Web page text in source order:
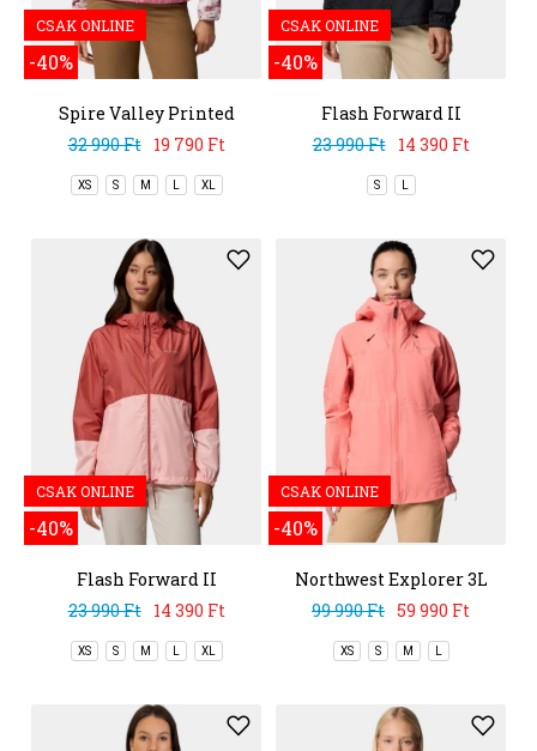
CSAK ONLINE
-40%
Spire Valley Printed
Windbreaker
32 990 Ft 19 790 Ft
XS S M L XL
CSAK ONLINE
-40%
Flash Forward II
Windbreaker
23 990 Ft 14 390 Ft
S L
CSAK ONLINE
-40%
Flash Forward II
Windbreaker
23 990 Ft 14 390 Ft
XS S M L XL
CSAK ONLINE
-40%
Northwest Explorer 3L
Shell
99 990 Ft 59 990 Ft
XS S M L